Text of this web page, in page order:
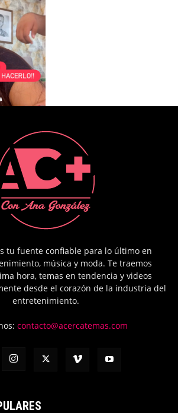
tu fuente confiable para lo último en
música y moda. Te traemos
hora, temas en tendencia y videos
desde el corazón de la industria del
entretenimiento.
contacto@acercatemas.com